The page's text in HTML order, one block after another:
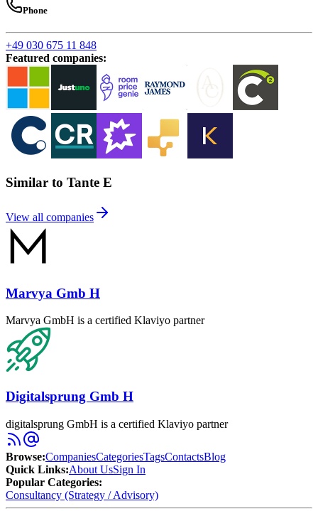
Phone
+49 030 675 11 848
Featured companies:
Similar to Tante E
View all companies
Marvya Gmb H
Marvya GmbH is a certified Klaviyo partner
Digitalsprung Gmb H
digitalsprung GmbH is a certified Klaviyo partner
Browse:CompaniesCategoriesTagsContactsBlog
Quick Links:About UsSign In
Popular Categories:
Consultancy (Strategy / Advisory)